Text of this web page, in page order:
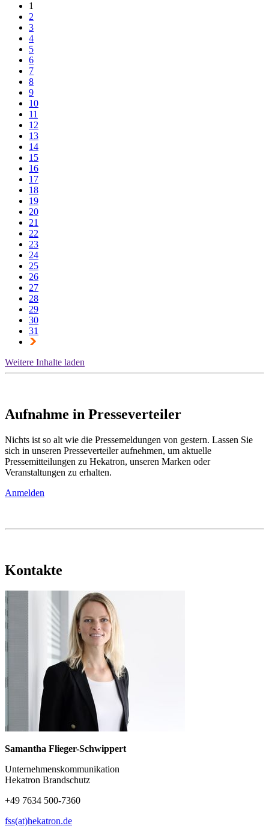
1
2
3
4
5
6
7
8
9
10
11
12
13
14
15
16
17
18
19
20
21
22
23
24
25
26
27
28
29
30
31
Weitere Inhalte laden
Aufnahme in Presseverteiler
Nichts ist so alt wie die Pressemeldungen von gestern. Lassen Sie
sich in unseren Presseverteiler aufnehmen, um aktuelle
Pressemitteilungen zu Hekatron, unseren Marken oder
Veranstaltungen zu erhalten.
Anmelden
Kontakte
Samantha Flieger-Schwippert
Unternehmenskommunikation
Hekatron Brandschutz
+49 7634 500-7360
fss(at)hekatron.de